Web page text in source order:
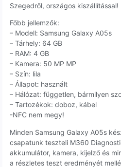
Szegedről, országos kiszállítással!
Főbb jellemzők:
– Modell: Samsung Galaxy A05s
– Tárhely: 64 GB
– RAM: 4 GB
– Kamera: 50 MP MP
– Szín: lila
– Állapot: használt
– Hálózat: független, bármilyen
– Tartozékok: doboz, kábel
-NFC nem megy!
Minden Samsung Galaxy A05s
csapatunk teszteli M360
akkumulátor, kamera, kijelző és
a részletes teszt eredményét